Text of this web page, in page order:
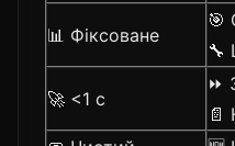
📊 Фіксоване
🎯
🔧
🚀 <1 с
⏩
📄